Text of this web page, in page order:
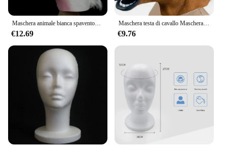
Maschera animale bianca spaventoso testa piena unicorno cavallo maschere in lattice raccecciante Costume di Halloween festa mitologia puntelli fantasia vendita calda
€12.69
Maschera testa di cavallo Maschera realistica in lattice di criniera di pelliccia raccapricciante Maschera integrale in silicone Crazy Mascara Creepy Party Maschera per costume per adulti di Halloween
€9.76